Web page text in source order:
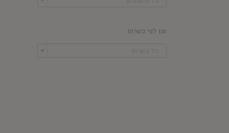
סנן לפי כשרות